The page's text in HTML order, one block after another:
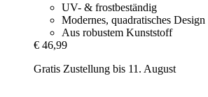
UV- & frostbeständig
Modernes, quadratisches Design
Aus robustem Kunststoff
€ 46,99
Gratis Zustellung bis 11. August